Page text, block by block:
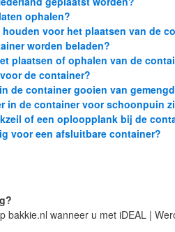
ophalen?
voor het plaatsen van de
worden beladen?
plaatsen of ophalen van de
de container?
de container gooien van
in de container voor schoonpuin
of een oploopplank bij de
voor een afsluitbare container?
bakkie.nl wanneer u met iDEAL |